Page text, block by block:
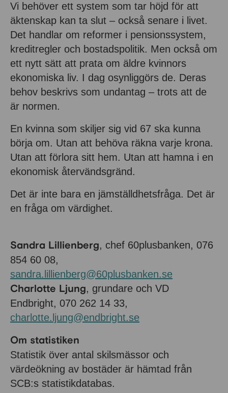
Vi behöver ett system som tar höjd för att
äktenskap kan ta slut – också senare i livet.
Det handlar om reformer i pensionssystem,
kreditregler och bostadspolitik. Men också om
ett nytt sätt att prata om äldre kvinnors
ekonomiska liv. I dag osynliggörs de. Deras
behov beskrivs som undantag – trots att de
är normen.
En kvinna som skiljer sig vid 67 ska kunna
börja om. Utan att behöva räkna varje krona.
Utan att förlora sitt hem. Utan att hamna i en
ekonomisk återvändsgränd.
Det är inte bara en jämställdhetsfråga. Det är
en fråga om värdighet.
Sandra Lillienberg, chef 60plusbanken, 076
854 60 08,
sandra.lillienberg@60plusbanken.se
Charlotte Ljung, grundare och VD
Endbright, 070 262 14 33,
charlotte.ljung@endbright.se
Om statistiken
Statistik över antal skilsmässor och
värdeökning av bostäder är hämtad från
SCB:s statistikdatabas.